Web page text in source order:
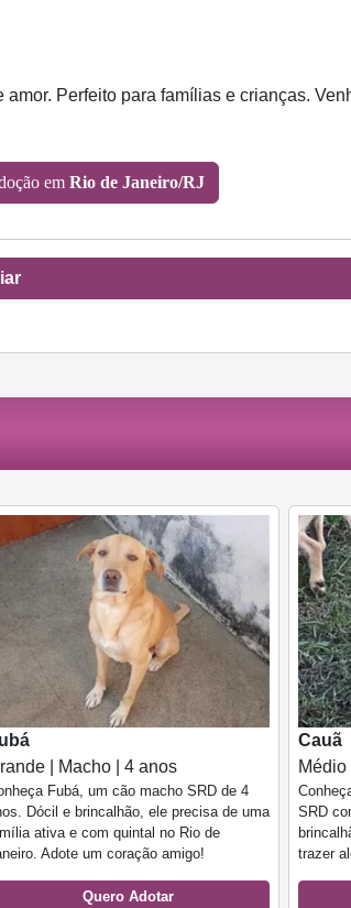
Perfeito para famílias e crianças.
em Rio de Janeiro/RJ
| Macho | 4 anos
Fubá, um cão macho SRD de 4
Dócil e brincalhão, ele precisa de uma
ativa e com quintal no Rio de
Adote um coração amigo!
Quero Adotar
Cauã
SRD
trazer